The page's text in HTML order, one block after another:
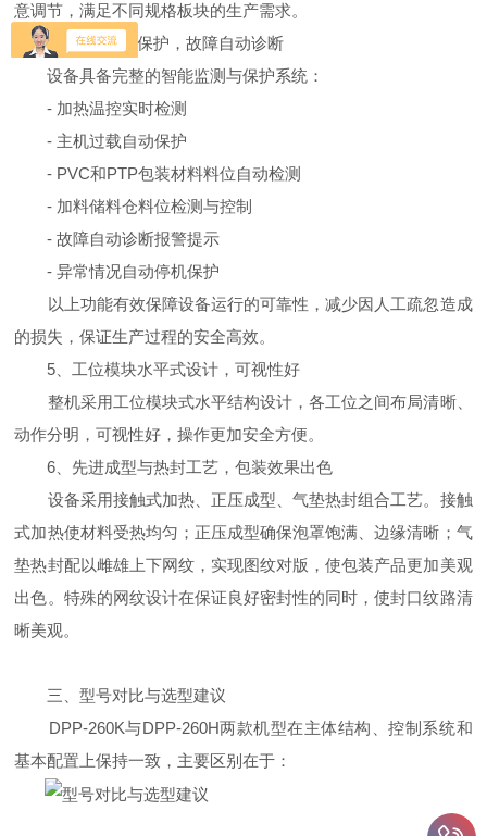
意调节，满足不同规格板块的生产需求。
4、多重安全保护，故障自动诊断
设备具备完整的智能监测与保护系统：
- 加热温控实时检测
- 主机过载自动保护
- PVC和PTP包装材料料位自动检测
- 加料储料仓料位检测与控制
- 故障自动诊断报警提示
- 异常情况自动停机保护
以上功能有效保障设备运行的可靠性，减少因人工疏忽造成
的损失，保证生产过程的安全高效。
5、工位模块水平式设计，可视性好
整机采用工位模块式水平结构设计，各工位之间布局清晰、
动作分明，可视性好，操作更加安全方便。
6、先进成型与热封工艺，包装效果出色
设备采用接触式加热、正压成型、气垫热封组合工艺。接触
式加热使材料受热均匀；正压成型确保泡罩饱满、边缘清晰；气
垫热封配以雌雄上下网纹，实现图纹对版，使包装产品更加美观
出色。特殊的网纹设计在保证良好密封性的同时，使封口纹路清
晰美观。
三、型号对比与选型建议
DPP-260K与DPP-260H两款机型在主体结构、控制系统和
基本配置上保持一致，主要区别在于：